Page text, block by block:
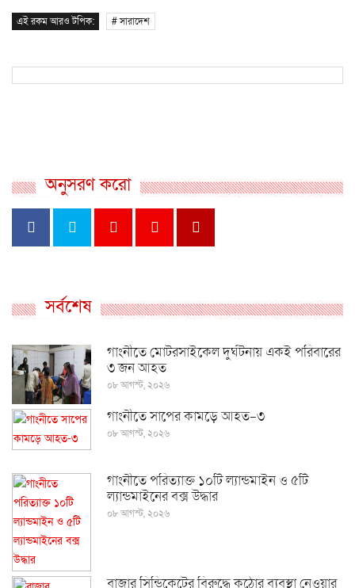
এই রকম আরও টপিক: # সারাদেশ
অনুসরণ করো
সর্বশেষ
গাংনীতে মোটরসাইকেল দুর্ঘটনায় একই পরিবারের
৩ জন আহত
০৮ আগস্ট, ২০২৬
গাংনীতে সাপের কামড়ে আহত-৩
০৮ আগস্ট, ২০২৬
গাংনীতে পরিত্যাক্ত ১০টি ল্যান্ডমাইন ও ৫টি
ল্যান্ডমাইনের বক্স উদ্ধার
০৮ আগস্ট, ২০২৬
বাজার সিন্ডিকেটের বিরুদ্ধে কঠোর ব্যবস্থা নেওয়ার